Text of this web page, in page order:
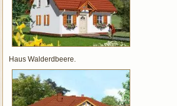
Haus Walderdbeere.